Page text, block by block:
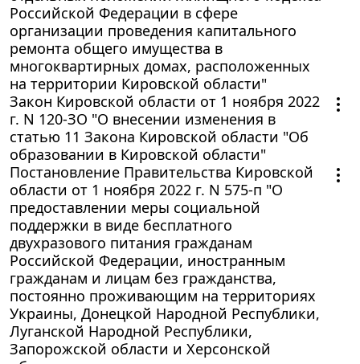
Российской Федерации в сфере
организации проведения капитального
ремонта общего имущества в
многоквартирных домах, расположенных
на территории Кировской области"
Закон Кировской области от 1 ноября 2022
г. N 120-ЗО "О внесении изменения в
статью 11 Закона Кировской области "Об
образовании в Кировской области"
Постановление Правительства Кировской
области от 1 ноября 2022 г. N 575-п "О
предоставлении меры социальной
поддержки в виде бесплатного
двухразового питания гражданам
Российской Федерации, иностранным
гражданам и лицам без гражданства,
постоянно проживающим на территориях
Украины, Донецкой Народной Республики,
Луганской Народной Республики,
Запорожской области и Херсонской